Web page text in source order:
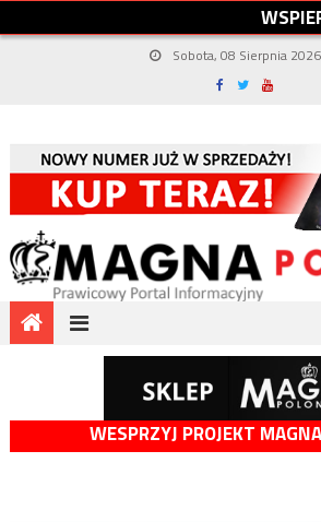
WSPIE
Sobota, 08 Sierpnia 2026
WESPRZYJ PROJEKT